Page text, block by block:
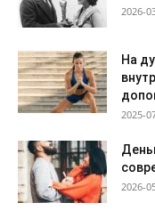
2026-
На
2025-
2026-